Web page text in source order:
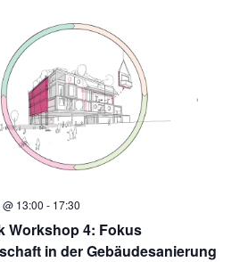
13:00 - 17:30
Workshop 4: Fokus
in der Gebäudesanierung